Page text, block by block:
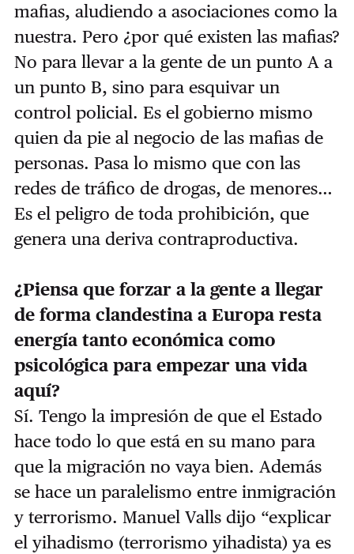
mafias, aludiendo a asociaciones como la
nuestra. Pero ¿por qué existen las mafias?
No para llevar a la gente de un punto A a
un punto B, sino para esquivar un
control policial. Es el gobierno mismo
quien da pie al negocio de las mafias de
personas. Pasa lo mismo que con las
redes de tráfico de drogas, de menores…
Es el peligro de toda prohibición, que
genera una deriva contraproductiva.
¿Piensa que forzar a la gente a llegar
de forma clandestina a Europa resta
energía tanto económica como
psicológica para empezar una vida
aquí?
Sí. Tengo la impresión de que el Estado
hace todo lo que está en su mano para
que la migración no vaya bien. Además
se hace un paralelismo entre inmigración
y terrorismo. Manuel Valls dijo “explicar
el yihadismo (terrorismo yihadista) ya es